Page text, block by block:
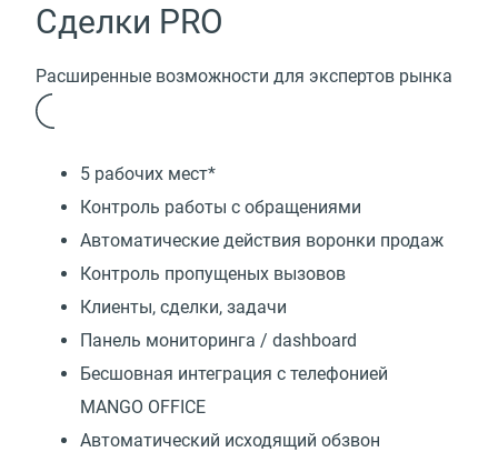
Сделки PRO
Расширенные возможности для экспертов рынка
5 рабочих мест*
Контроль работы с обращениями
Автоматические действия воронки продаж
Контроль пропущеных вызовов
Клиенты, сделки, задачи
Панель мониторинга / dashboard
Бесшовная интеграция с телефонией
MANGO OFFICE
Автоматический исходящий обзвон